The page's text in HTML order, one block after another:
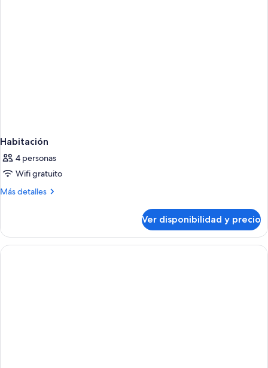
Habitación
4 personas
Wifi gratuito
Más detalles
Más
Ver disponibilidad y precio